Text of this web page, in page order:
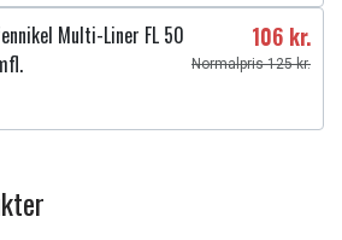
Multi-Liner FL 50
106 kr.
Normalpris 125 kr.